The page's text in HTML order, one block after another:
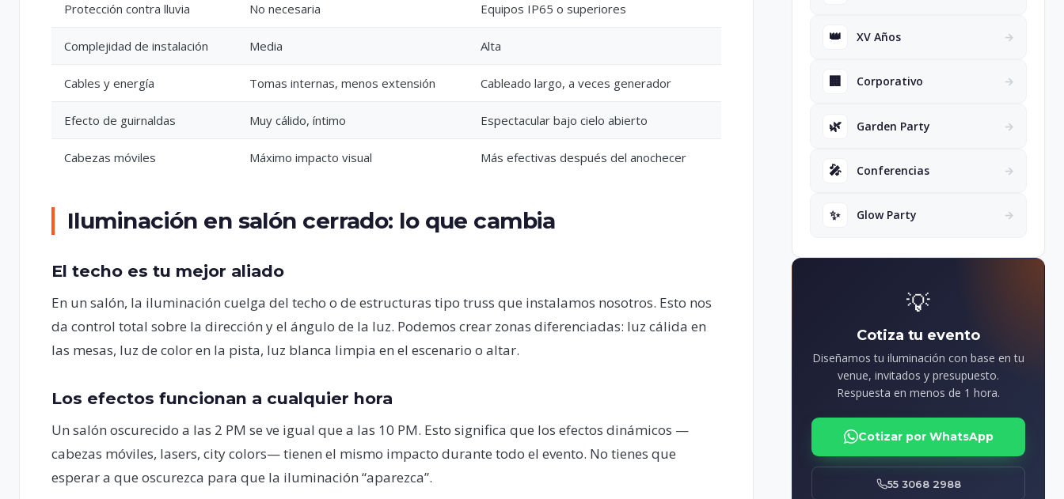
Protección contra lluvia No necesaria Equipos IP65 o superiores
Complejidad de instalación Media Alta
Cables y energía Tomas internas, menos extensión Cableado largo, a veces generador
Efecto de guirnaldas Muy cálido, íntimo Espectacular bajo cielo abierto
Cabezas móviles Máximo impacto visual Más efectivas después del anochecer
Iluminación en salón cerrado: lo que cambia
El techo es tu mejor aliado
En un salón, la iluminación cuelga del techo o de estructuras tipo truss que instalamos nosotros. Esto nos
da control total sobre la dirección y el ángulo de la luz. Podemos crear zonas diferenciadas: luz cálida en
las mesas, luz de color en la pista, luz blanca limpia en el escenario o altar.
Los efectos funcionan a cualquier hora
Un salón oscurecido a las 2 PM se ve igual que a las 10 PM. Esto significa que los efectos dinámicos —
cabezas móviles, lasers, city colors— tienen el mismo impacto durante todo el evento. No tienes que
esperar a que oscurezca para que la iluminación “aparezca”.
👑 XV Años →
🏢 Corporativo →
🌿 Garden Party →
🎤 Conferencias →
✨ Glow Party →
💡
Cotiza tu evento
Diseñamos tu iluminación con base en tu
venue, invitados y presupuesto.
Respuesta en menos de 1 hora.
Cotizar por WhatsApp
55 3068 2988